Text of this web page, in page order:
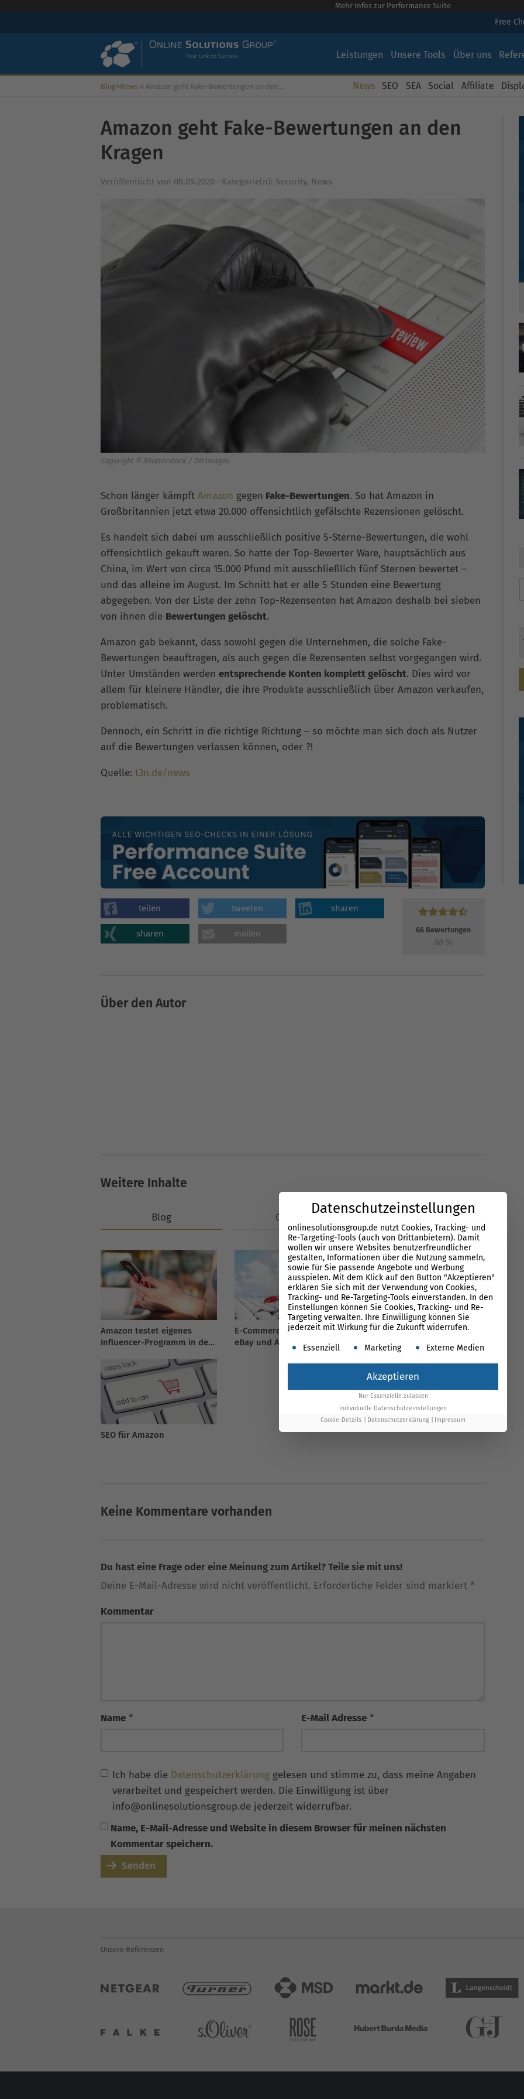
Mehr Infos zur Performance Suite
Free
Leistungen Unsere Tools Über uns
Blog»News » Amazon geht Fake-Bewertungen an den Kragen News SEO SEA Social Affiliate
Amazon geht Fake-Bewertungen an den
Kragen
Veröffentlicht von 08.09.2020 · Kategorie(n): Security, News
Copyright © Shutterstock / DD Images
Schon länger kämpft Amazon gegen Fake-Bewertungen. So hat Amazon in
Großbritannien jetzt etwa 20.000 offensichtlich gefälschte Rezensionen gelöscht.
Es handelt sich dabei um ausschließlich positive 5-Sterne-Bewertungen, die wohl
offensichtlich gekauft waren. So hatte der Top-Bewerter Ware, hauptsächlich aus
China, im Wert von circa 15.000 Pfund mit ausschließlich fünf Sternen bewertet –
und das alleine im August. Im Schnitt hat er alle 5 Stunden eine Bewertung
abgegeben. Von der Liste der zehn Top-Rezensenten hat Amazon deshalb bei sieben
von ihnen die Bewertungen gelöscht.
Amazon gab bekannt, dass sowohl gegen die Unternehmen, die solche Fake-
Bewertungen beauftragen, als auch gegen die Rezensenten selbst vorgegangen wird.
Unter Umständen werden entsprechende Konten komplett gelöscht. Dies wird vor
allem für kleinere Händler, die ihre Produkte ausschließlich über Amazon verkaufen,
problematisch.
Dennoch, ein Schritt in die richtige Richtung – so möchte man sich doch als Nutzer
auf die Bewertungen verlassen können, oder ?!
Quelle: t3n.de/news
teilen tweeten sharen
sharen mailen 66Bewertungen
88 %
Über den Autor
Weitere Inhalte
Blog Glossar
Amazon testet eigenes
Influencer-Programm in den
E-Commerce: Alternative zu
eBay und Amazon
Amazon Payments vs. Paypal
– Der Vergleich
SEO für Amazon
Keine Kommentare vorhanden
Du hast eine Frage oder eine Meinung zum Artikel? Teile sie mit uns!
Deine E-Mail-Adresse wird nicht veröffentlicht. Erforderliche Felder sind markiert *
Kommentar
Name * E-Mail Adresse *
Ich habe die Datenschutzerklärung gelesen und stimme zu, dass meine Angaben
verarbeitet und gespeichert werden. Die Einwilligung ist über
info@onlinesolutionsgroup.de jederzeit widerrufbar.
Name, E-Mail-Adresse und Website in diesem Browser für meinen nächsten
Kommentar speichern.
Senden
Unsere Referenzen
Datenschutzeinstellungen
onlinesolutionsgroup.de nutzt Cookies, Tracking- und
Re-Targeting-Tools (auch von Drittanbietern). Damit
wollen wir unsere Websites benutzerfreundlicher
gestalten, Informationen über die Nutzung sammeln,
sowie für Sie passende Angebote und Werbung
ausspielen. Mit dem Klick auf den Button "Akzeptieren"
erklären Sie sich mit der Verwendung von Cookies,
Tracking- und Re-Targeting-Tools einverstanden. In den
Einstellungen können Sie Cookies, Tracking- und Re-
Targeting verwalten. Ihre Einwilligung können Sie
jederzeit mit Wirkung für die Zukunft widerrufen.
Es folgt eine Liste der Service-Gruppen, für die
Essenziell Marketing Externe Medien
Akzeptieren
Nur Essenzielle zulassen
Individuelle Datenschutzeinstellungen
Cookie-Details
Datenschutzerklärung Impressum